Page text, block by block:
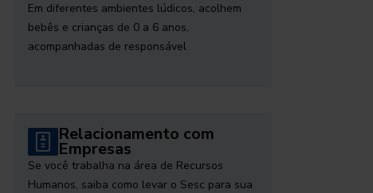
Em diferentes ambientes lúdicos, acolhem
bebês e crianças de 0 a 6 anos,
acompanhadas de responsável
Relacionamento com
Empresas
Se você trabalha na área de Recursos
Humanos, saiba como levar o Sesc para sua